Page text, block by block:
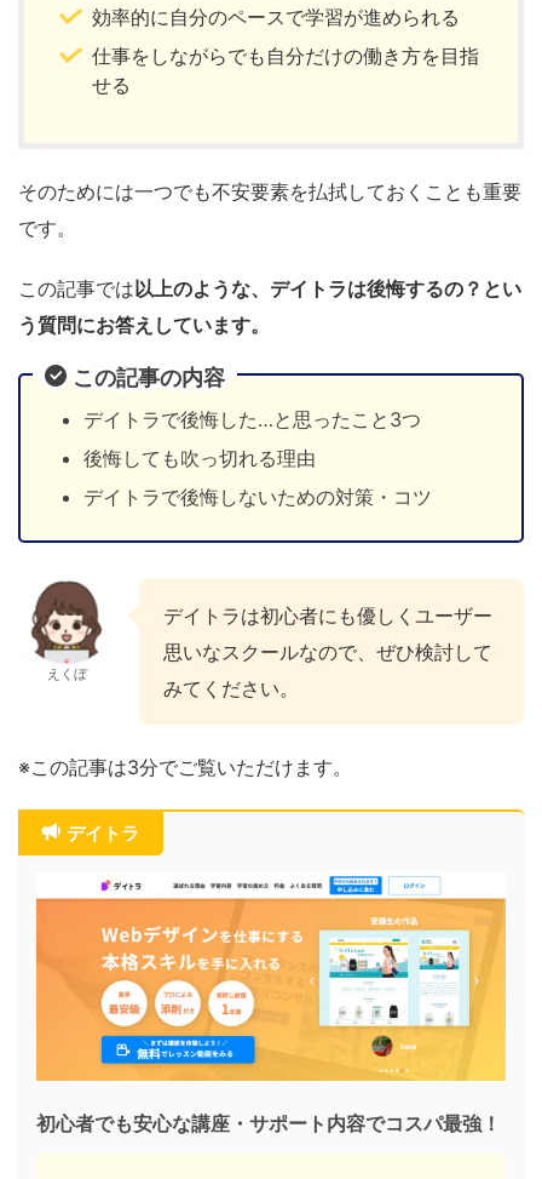
効率的に自分のペースで学習が進められる
仕事をしながらでも自分だけの働き方を目指
せる
そのためには一つでも不安要素を払拭しておくことも重要
です。
この記事では以上のような、デイトラは後悔するの？とい
う質問にお答えしています。
この記事の内容
デイトラで後悔した…と思ったこと3つ
後悔しても吹っ切れる理由
デイトラで後悔しないための対策・コツ
えくぼ
デイトラは初心者にも優しくユーザー
思いなスクールなので、ぜひ検討して
みてください。
※この記事は3分でご覧いただけます。
デイトラ
初心者でも安心な講座・サポート内容でコスパ最強！